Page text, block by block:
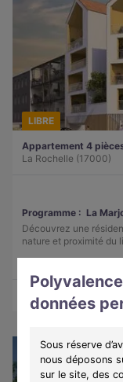
données
Sous réserve
nous déposons
sur le site, des
LIBRE
Appartement 4
La Rochelle (17000)
Programme : La
Découvrez une
nature et proximité du
Obtenir le plan